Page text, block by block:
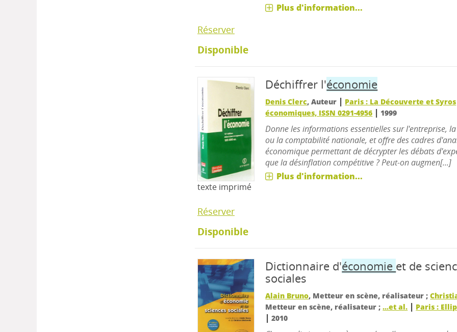
Plus d'information...
Réserver
Disponible
texte imprimé
Déchiffrer l'économie
Denis Clerc, Auteur | Paris : La Découverte et Syros
économiques, ISSN 0291-4956 | 1999
Donne les informations essentielles sur l'entreprise,
ou la comptabilité nationale, et offre des cadres
économique permettant de décrypter les débats
que la désinflation compétitive ? Peut-on augmen[...]
Plus d'information...
Réserver
Disponible
Dictionnaire d'économie et de
sociales
Alain Bruno, Metteur en scène, réalisateur ;
Metteur en scène, réalisateur ;...et al. | Paris :
|2010